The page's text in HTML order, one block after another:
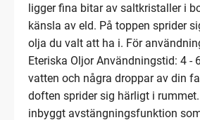
ligger fina bitar av saltkristaller i
känsla av eld. På toppen sprider
olja du valt att ha i. För
Eteriska Oljor Användningstid: 4 -
vatten och några droppar av din
doften sprider sig härligt i
inbyggt avstängningsfunktion